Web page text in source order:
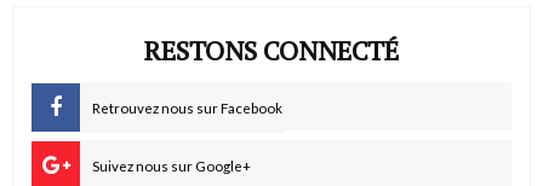
RESTONS CONNECTÉ
Retrouvez nous sur Facebook
Suivez nous sur Google+